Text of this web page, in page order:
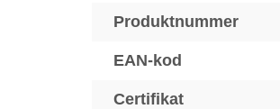
Produktnummer
EAN-kod
Certifikat